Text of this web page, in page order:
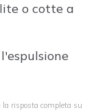
o cotte a
risposta completa su